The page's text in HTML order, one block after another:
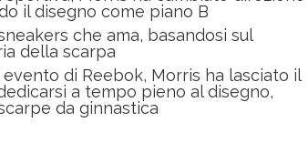
il disegno come piano B
che ama, basandosi sul
della scarpa
di Reebok, Morris ha lasciato il
a tempo pieno al disegno,
da ginnastica